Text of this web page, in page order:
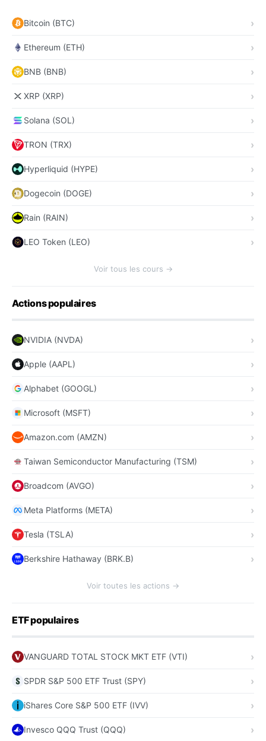
Bitcoin (BTC)
Ethereum (ETH)
BNB (BNB)
XRP (XRP)
Solana (SOL)
TRON (TRX)
Hyperliquid (HYPE)
Dogecoin (DOGE)
Rain (RAIN)
LEO Token (LEO)
Voir tous les cours →
Actions populaires
NVIDIA (NVDA)
Apple (AAPL)
Alphabet (GOOGL)
Microsoft (MSFT)
Amazon.com (AMZN)
Taiwan Semiconductor Manufacturing (TSM)
Broadcom (AVGO)
Meta Platforms (META)
Tesla (TSLA)
Berkshire Hathaway (BRK.B)
Voir toutes les actions →
ETF populaires
VANGUARD TOTAL STOCK MKT ETF (VTI)
SPDR S&P 500 ETF Trust (SPY)
iShares Core S&P 500 ETF (IVV)
Invesco QQQ Trust (QQQ)